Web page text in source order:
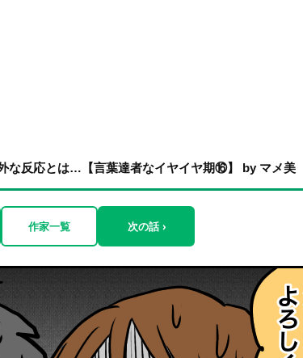
な反応とは…【言葉達者なイヤイヤ期⑯】 by マメ美
作家一覧 次の話 ›